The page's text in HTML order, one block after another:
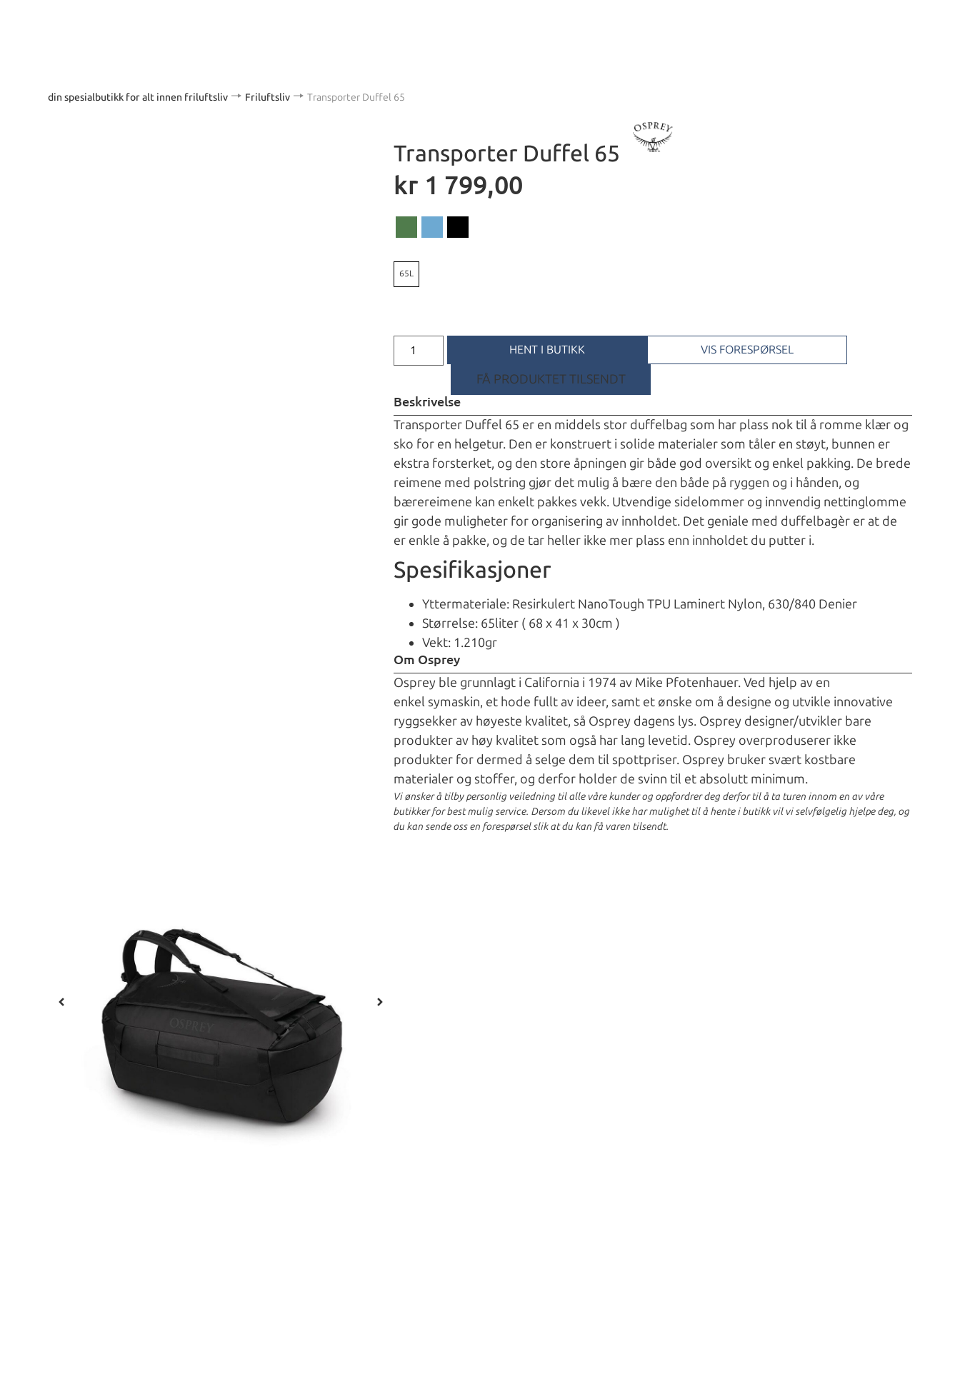
din spesialbutikk for alt innen friluftsliv Friluftsliv Transporter Duffel 65
Transporter Duffel 65
kr 1 799,00
65L
HENT I BUTIKK VIS FORESPØRSEL
FÅ PRODUKTET TILSENDT
Beskrivelse
Transporter Duffel 65 er en middels stor duffelbag som har plass nok til å romme klær og
sko for en helgetur. Den er konstruert i solide materialer som tåler en støyt, bunnen er
ekstra forsterket, og den store åpningen gir både god oversikt og enkel pakking. De brede
reimene med polstring gjør det mulig å bære den både på ryggen og i hånden, og
bærereimene kan enkelt pakkes vekk. Utvendige sidelommer og innvendig nettinglomme
gir gode muligheter for organisering av innholdet. Det geniale med duffelbagèr er at de
er enkle å pakke, og de tar heller ikke mer plass enn innholdet du putter i.
Spesifikasjoner
Yttermateriale: Resirkulert NanoTough TPU Laminert Nylon, 630/840 Denier
Størrelse: 65liter ( 68 x 41 x 30cm )
Vekt: 1.210gr
Om Osprey
Osprey ble grunnlagt i California i 1974 av Mike Pfotenhauer. Ved hjelp av en
enkel symaskin, et hode fullt av ideer, samt et ønske om å designe og utvikle innovative
ryggsekker av høyeste kvalitet, så Osprey dagens lys. Osprey designer/utvikler bare
produkter av høy kvalitet som også har lang levetid. Osprey overproduserer ikke
produkter for dermed å selge dem til spottpriser. Osprey bruker svært kostbare
materialer og stoffer, og derfor holder de svinn til et absolutt minimum.
Vi ønsker å tilby personlig veiledning til alle våre kunder og oppfordrer deg derfor til å ta turen innom en av våre
butikker for best mulig service. Dersom du likevel ikke har mulighet til å hente i butikk vil vi selvfølgelig hjelpe deg, og
du kan sende oss en forespørsel slik at du kan få varen tilsendt.